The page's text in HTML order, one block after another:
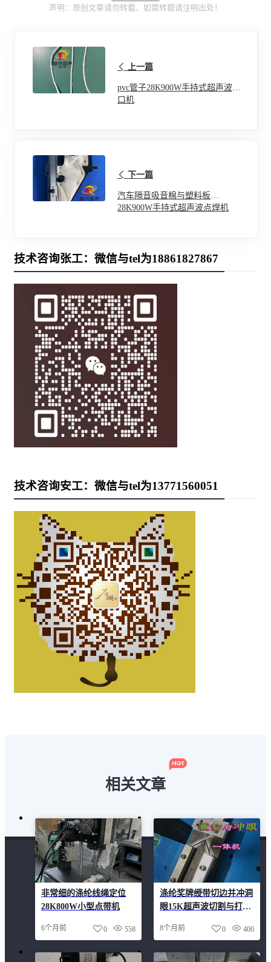
声明：原创文章请勿转载，如需转载请注明出处！
上一篇
pvc管子28K900W手持式超声波封
口机
下一篇
汽车隔音吸音棉与塑料板
28K900W手持式超声波点焊机
技术咨询张工：微信与tel为18861827867
技术咨询安工：微信与tel为13771560051
相关文章
非常细的涤纶线绳定位
28K800W小型点带机
6个月前 558
0
涤纶奖牌绶带切边并冲洞
眼15K超声波切割与打孔
8个月前 400
0